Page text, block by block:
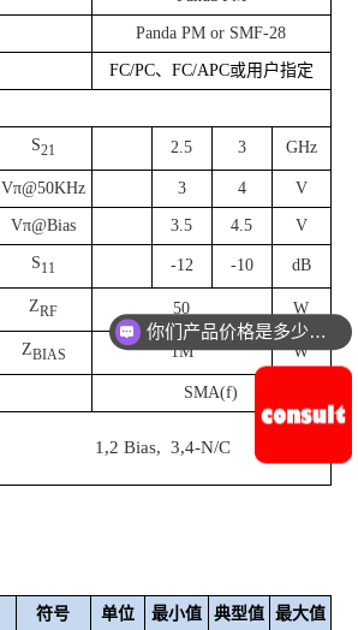
Panda PM or SMF-28
FC/PC、 FC/APC或用户指定
S21 2.5 3 GHz
Vπ@50KHz 3 4 V
Vπ@Bias 3.5 4.5 V
S11 -12 -10 dB
ZRF 50 W
ZBIAS 1M W
SMA(f)
1,2 Bias, 3,4-N/C
符号 单位 最小值 典型值 最大值
你们产品价格是多少钱？